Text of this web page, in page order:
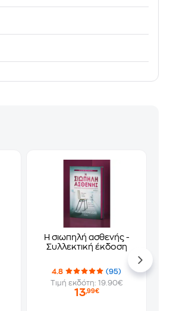
Η σιωπηλή ασθενής -
Συλλεκτική έκδοση
4.8
(95)
Τιμή εκδότη: 19.90€
13,99€